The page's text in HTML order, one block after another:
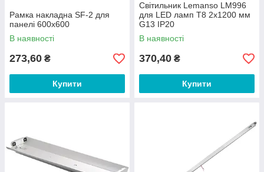
Рамка накладна SF-2 для
панелі 600х600
В наявності
273,60 ₴
Купити
Світильник Lemanso LM996
для LED ламп T8 2x1200 мм
G13 IP20
В наявності
370,40 ₴
Купити